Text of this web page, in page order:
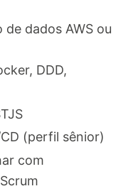
dados AWS ou
DDD,
(perfil sênior)
com